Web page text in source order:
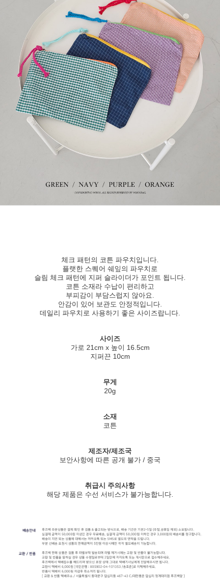
체크 패턴의 코튼 파우치입니다.
플랫한 스퀘어 쉐잎의 파우치로
슬림 체크 패턴에 지퍼 슬라이더가 포인트 됩니다.
코튼 소재라 수납이 편리하고
부피감이 부담스럽지 않아요.
안감이 있어 보관도 안정적입니다.
데일리 파우치로 사용하기 좋은 사이즈랍니다.
사이즈
가로 21cm x 높이 16.5cm
지퍼끈 10cm
무게
20g
소재
코튼
제조자/제조국
보안사항에 따른 공개 불가 / 중국
취급시 주의사항
해당 제품은 수선 서비스가 불가능합니다.